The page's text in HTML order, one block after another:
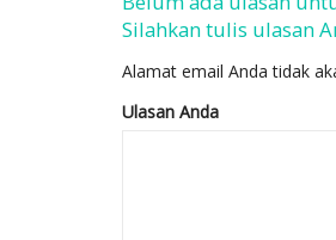
Silahkan tulis ulasan
Alamat email Anda tidak
Ulasan Anda